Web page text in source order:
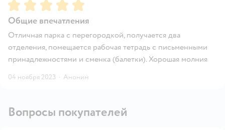
Рейтинг:5
Общие впечатления
Отличная парка с перегородкой, получается два
отделения, помещается рабочая тетрадь с письменными
принадлежностями и сменка (балетки). Хорошая молния
04 ноября 2023 · Аноним
Вопросы покупателей